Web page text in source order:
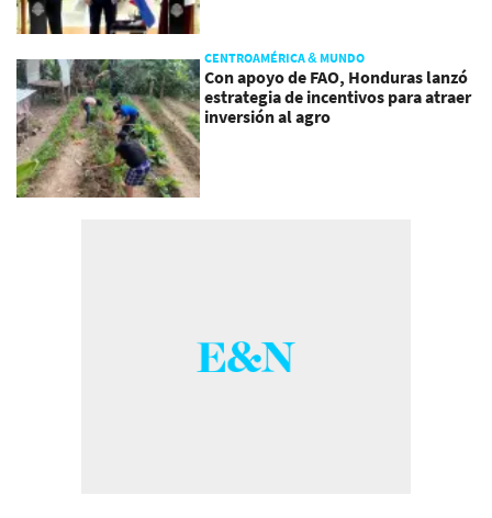
CENTROAMÉRICA & MUNDO
Con apoyo de FAO, Honduras lanzó
estrategia de incentivos para atraer
inversión al agro